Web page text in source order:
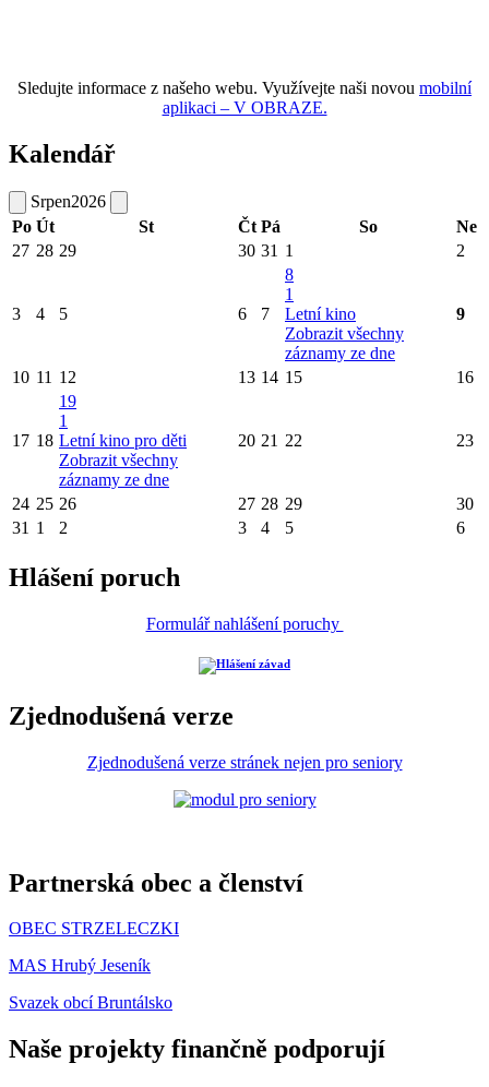
Sledujte informace z našeho webu. Využívejte naši novou mobilní
aplikaci – V OBRAZE.
Kalendář
Srpen2026
Po Út St Čt Pá So
Ne
27 28 29 30 31 1 2
3 4 5 6 7
8
1
Letní kino
Zobrazit všechny
záznamy ze dne
9
10 11 12 13 14 15 16
17 18
19
1
Letní kino pro děti
Zobrazit všechny
záznamy ze dne
20 21 22 23
24 25 26 27 28 29
30
31 1 2 3 4 5 6
Hlášení poruch
Formulář nahlášení poruchy
Zjednodušená verze
Zjednodušená verze stránek nejen pro seniory
Partnerská obec a členství
OBEC STRZELECZKI
MAS Hrubý Jeseník
Svazek obcí Bruntálsko
Naše projekty finančně podporují